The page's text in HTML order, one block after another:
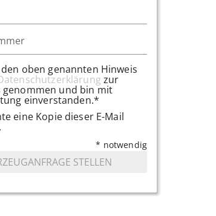
oben genannten Hinweis
zur
genommen und bin mit
einverstanden.*
eine Kopie dieser E-Mail
* notwendig
STELLEN